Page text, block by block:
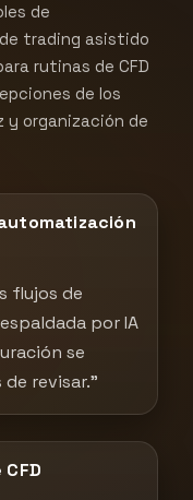
de
trading asistido
rutinas de CFD
de los
y organización de
flujos de
por IA
se
revisar.”